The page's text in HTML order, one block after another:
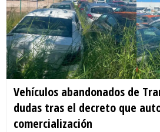
Vehículos abandonados de
dudas tras el decreto que
comercialización